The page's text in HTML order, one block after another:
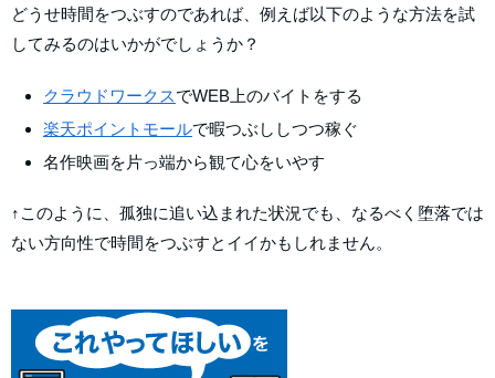
どうせ時間をつぶすのであれば、例えば以下のような方法を試
してみるのはいかがでしょうか？
クラウドワークスでWEB上のバイトをする
楽天ポイントモールで暇つぶししつつ稼ぐ
名作映画を片っ端から観て心をいやす
↑このように、孤独に追い込まれた状況でも、なるべく堕落では
ない方向性で時間をつぶすとイイかもしれません。